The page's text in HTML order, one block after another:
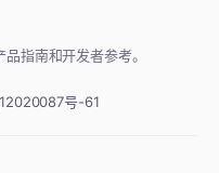
指南和开发者参考。
号-61